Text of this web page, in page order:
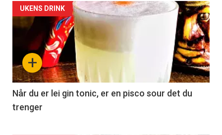
Vi tilbyr flere ukentlige nyhetsbrev. Du
kan fritt velge hvilke du ønsker å få
tilsendt.
Registrer deg
+
UKENS DRINK
Når du er lei gin tonic, er en pisco sour det du
trenger